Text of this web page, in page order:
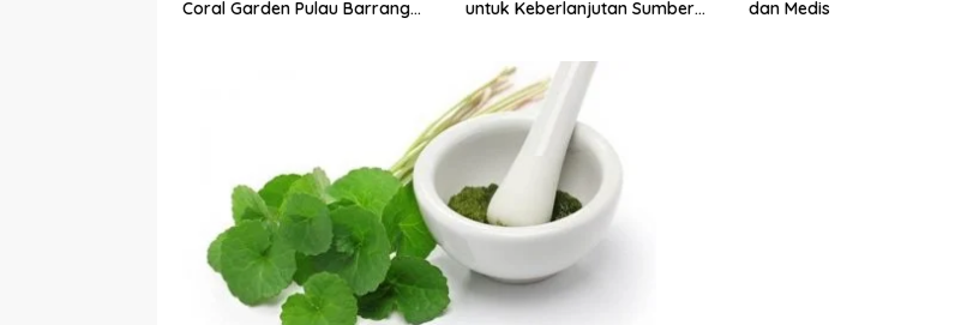
untuk Keberlanjutan Sumber
dan Medis
Vegetatif Aktif yang Tepat